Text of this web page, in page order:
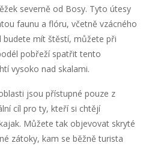
severně od Bosy. Tyto útesy
faunu a flóru, včetně vzácného
budete mít štěstí, můžete při
pobřeží spatřit tento
vysoko nad skalami.
jsou přístupné pouze z
cíl pro ty, kteří si chtějí
Můžete tak objevovat skryté
zátoky, kam se běžně turista